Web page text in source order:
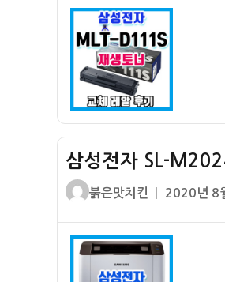
삼성전자 SL-
글
붉은맛치킨
작
자
2020년 8